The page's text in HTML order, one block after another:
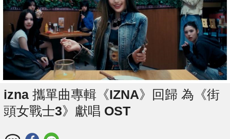
izna 攜單曲專輯《IZNA》回歸 為《街
頭女戰士3》獻唱 OST